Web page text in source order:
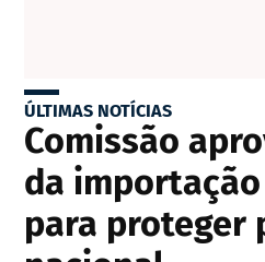
ÚLTIMAS NOTÍCIAS
Comissão
da
para proteger